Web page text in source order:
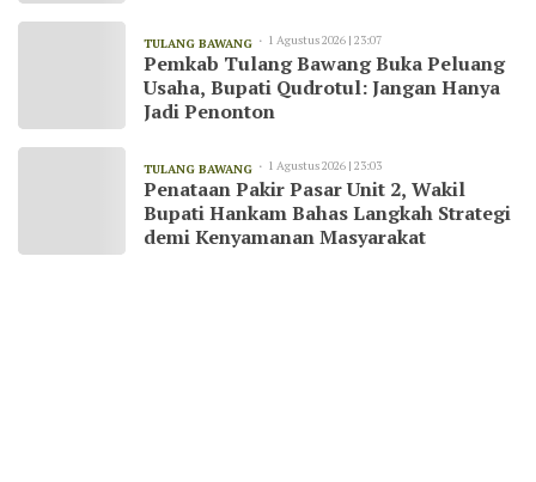
TULANG BAWANG 1 Agustus 2026 | 23:07
Pemkab Tulang Bawang Buka Peluang
Usaha, Bupati Qudrotul: Jangan Hanya
Jadi Penonton
TULANG BAWANG 1 Agustus 2026 | 23:03
Penataan Pakir Pasar Unit 2, Wakil
Bupati Hankam Bahas Langkah Strategi
demi Kenyamanan Masyarakat